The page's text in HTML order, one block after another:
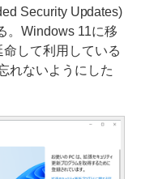
Security Updates)
。Windows 11に移
して利用している
れないようにした